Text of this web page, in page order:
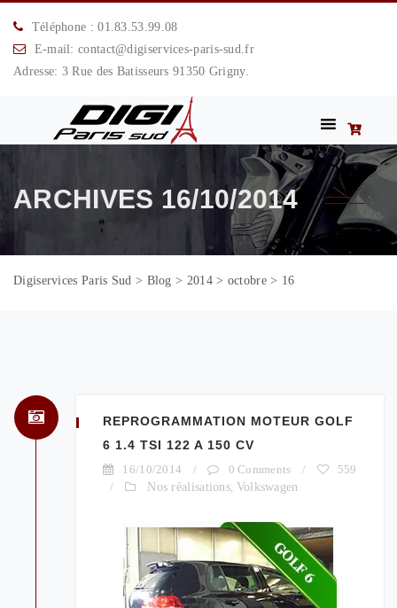
Téléphone : 01.83.53.99.08
E-mail: contact@digiservices-paris-sud.fr
Adresse: 3 Rue des Batisseurs 91350 Grigny.
ARCHIVES 16/10/2014
Digiservices Paris Sud > Blog > 2014> octobre> 16
REPROGRAMMATION MOTEUR GOLF
6 1.4 TSI 122 A 150 CV
16/10/2014 / 0 Comments /
559
/
Nos réalisations, Volkswagen